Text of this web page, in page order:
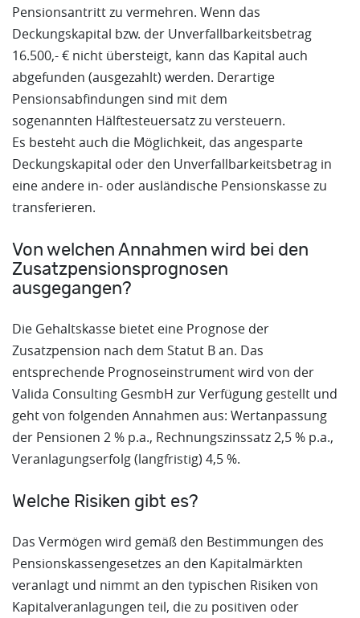
Pensionsantritt zu vermehren. Wenn das
Deckungskapital bzw. der Unverfallbarkeitsbetrag
16.500,- € nicht übersteigt, kann das Kapital auch
abgefunden (ausgezahlt) werden. Derartige
Pensionsabfindungen sind mit dem
sogenannten Hälftesteuersatz zu versteuern.
Es besteht auch die Möglichkeit, das angesparte
Deckungskapital oder den Unverfallbarkeitsbetrag in
eine andere in- oder ausländische Pensionskasse zu
transferieren.
Von welchen Annahmen wird bei den
Zusatzpensionsprognosen
ausgegangen?
Die Gehaltskasse bietet eine Prognose der
Zusatzpension nach dem Statut B an. Das
entsprechende Prognoseinstrument wird von der
Valida Consulting GesmbH zur Verfügung gestellt und
geht von folgenden Annahmen aus: Wertanpassung
der Pensionen 2 % p.a., Rechnungszinssatz 2,5 % p.a.,
Veranlagungserfolg (langfristig) 4,5 %.
Welche Risiken gibt es?
Das Vermögen wird gemäß den Bestimmungen des
Pensionskassengesetzes an den Kapitalmärkten
veranlagt und nimmt an den typischen Risiken von
Kapitalveranlagungen teil, die zu positiven oder